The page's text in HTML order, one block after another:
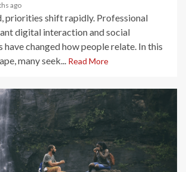
ago
priorities shift rapidly. Professional
digital interaction and social
changed how people relate. In this
many seek... Read More